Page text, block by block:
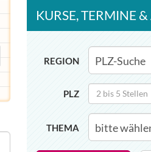
KURSE, TERMINE &
REGION
PLZ
THEMA